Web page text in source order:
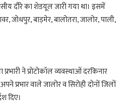
दौरे का शेडयूल जारी गया था। इसमें
जोधपुर, बाड़मेर, बालोतरा, जालोर, पाली,
ने प्रोटोकॉल व्यवस्थाओं दरकिनार
प्रभार वाले जालोर व सिरोही दोनों जिलों
दिए।